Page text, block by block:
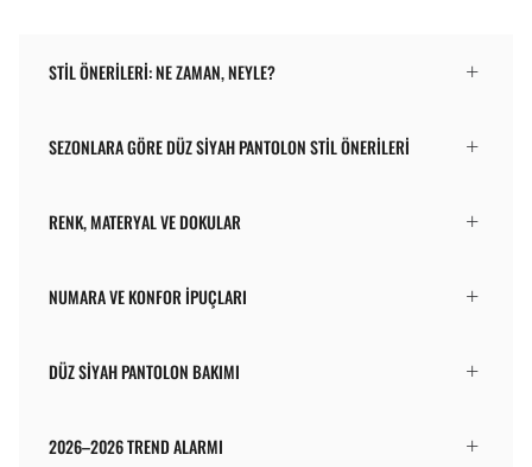
STIL ÖNERILERI: NE ZAMAN, NEYLE?
SEZONLARA GÖRE DÜZ SIYAH PANTOLON STIL ÖNERILERI
RENK, MATERYAL VE DOKULAR
NUMARA VE KONFOR İPUÇLARI
DÜZ SIYAH PANTOLON BAKIMI
2026–2026 TREND ALARMI